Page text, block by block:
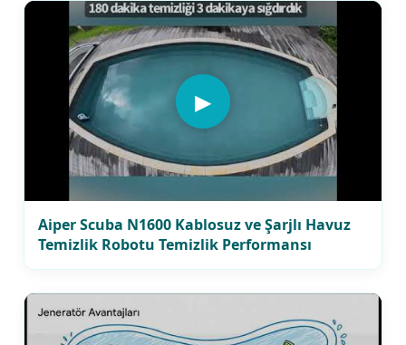
▶
Aiper Scuba N1600 Kablosuz ve Şarjlı Havuz
Temizlik Robotu Temizlik Performansı